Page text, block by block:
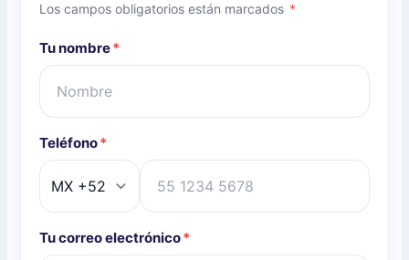
Los campos obligatorios están marcados *
Tu nombre*
Teléfono*
Tu correo electrónico*